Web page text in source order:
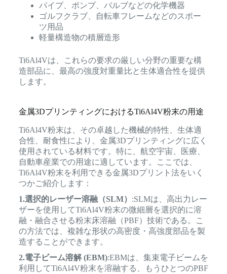
パイプ、ポンプ、バルブなどの化学機器
ゴルフクラブ、自転車フレームなどのスポー
ツ用品
軽量構造物の積層造形
Ti6Al4Vは、これらの要求の厳しい分野の重要な構
造部品に、最高の強度対重量比と生体適合性を提供
します。
金属3DプリンティングにおけるTi6Al4V粉末の用途
Ti6Al4V粉末は、その卓越した機械的特性、生体適
合性、耐食性により、金属3Dプリンティングに広く
使用されている材料です。特に、航空宇宙、医療、
自動車産業での用途に適しています。ここでは、
Ti6Al4V粉末を利用できる金属3Dプリント法をいく
つかご紹介します：
1.選択的レーザー溶融（SLM） :SLMは、高出力レー
ザーを使用してTi6Al4V粉末の微細層を選択的に溶
融・融合させる粉末床溶融（PBF）技術である。こ
の方法では、複雑な形状の高密度・高強度部品を製
造することができます。
2.電子ビーム溶解 (EBM):EBMは、集束電子ビームを
利用してTi6Al4V粉末を溶融する、もうひとつのPBF